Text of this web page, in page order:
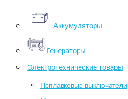
Аккумуляторы
Генераторы
Электротехнические товары
Поплавковые выключатели